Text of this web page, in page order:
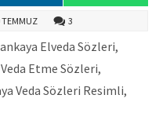
TEMMUZ 3
Elveda Sözleri,
Etme Sözleri,
Veda Sözleri Resimli,